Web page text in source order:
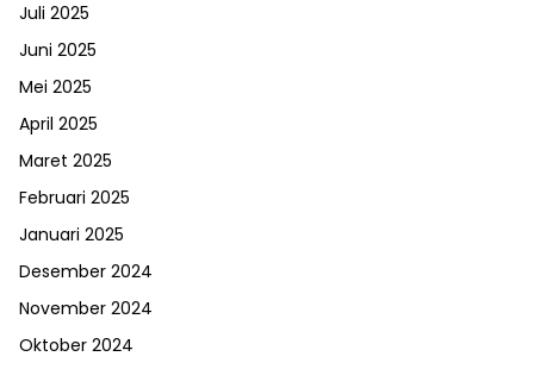
Juli 2025
Juni 2025
Mei 2025
April 2025
Maret 2025
Februari 2025
Januari 2025
Desember 2024
November 2024
Oktober 2024